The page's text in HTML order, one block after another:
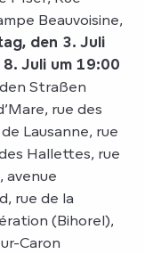
Beauvoisine,
den 3. Juli
Juli um 19:00
Straßen
rue des
Lausanne, rue
Hallettes, rue
avenue
rue de la
(Bihorel),
Caron